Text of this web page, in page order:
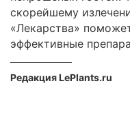
скорейшему
«Лекарства»
эффективные
Редакция LePlants.ru